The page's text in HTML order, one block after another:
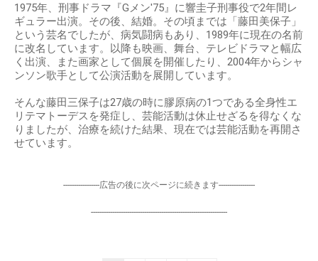
1975年、刑事ドラマ『Gメン'75』に響圭子刑事役で2年間レ
ギュラー出演。その後、結婚。その頃までは「藤田美保子」
という芸名でしたが、病気闘病もあり、1989年に現在の名前
に改名しています。以降も映画、舞台、テレビドラマと幅広
く出演、また画家として個展を開催したり、2004年からシャ
ンソン歌手として公演活動を展開しています。
そんな藤田三保子は27歳の時に膠原病の1つである全身性エ
リテマトーデスを発症し、芸能活動は休止せざるを得なくな
りましたが、治療を続けた結果、現在では芸能活動を再開さ
せています。
-----------------広告の後に次ページに続きます-----------------
----------------------------------------------------------------